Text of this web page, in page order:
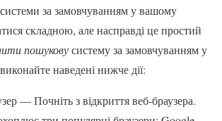
за замовчуванням у вашому
складною, але насправді це простий
пошуковусистему за замовчуванням у
наведені нижче дії:
— Почніть з відкриття веб-браузера.